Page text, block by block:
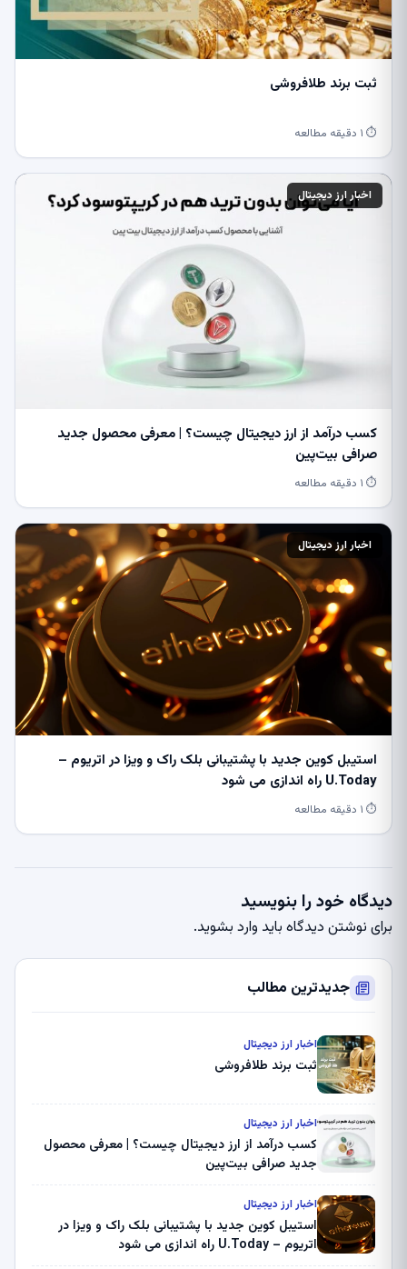
ثبت برند طلافروشی
⏱ ۱ دقیقه مطالعه
اخبار ارز دیجیتال
کسب درآمد از ارز دیجیتال چیست؟ | معرفی محصول جدید
صرافی بیت‌پین
⏱ ۱ دقیقه مطالعه
اخبار ارز دیجیتال
استیبل کوین جدید با پشتیبانی بلک راک و ویزا در اتریوم –
U.Today راه اندازی می شود
⏱ ۱ دقیقه مطالعه
دیدگاه خود را بنویسید
برای نوشتن دیدگاه باید وارد بشوید.
جدیدترین مطالب
اخبار ارز دیجیتال
ثبت برند طلافروشی
اخبار ارز دیجیتال
کسب درآمد از ارز دیجیتال چیست؟ | معرفی محصول
جدید صرافی بیت‌پین
اخبار ارز دیجیتال
استیبل کوین جدید با پشتیبانی بلک راک و ویزا در
اتریوم – U.Today راه اندازی می شود